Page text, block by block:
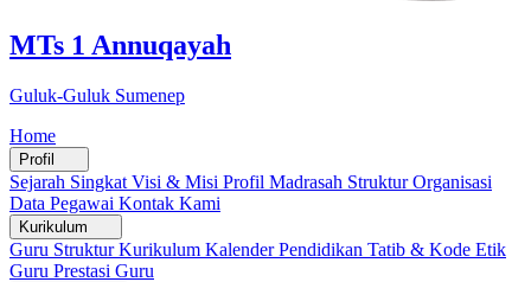
MTs 1 Annuqayah
Guluk-Guluk Sumenep
Home
Profil
Sejarah Singkat Visi & Misi Profil Madrasah Struktur Organisasi
Data Pegawai Kontak Kami
Kurikulum
Guru Struktur Kurikulum Kalender Pendidikan Tatib & Kode Etik
Guru Prestasi Guru